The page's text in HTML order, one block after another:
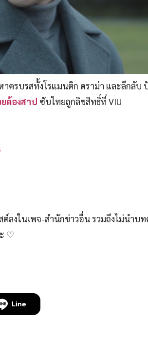
ครบรสทั้งโรแมนติก ดราม่า และลึกลับ
ต้องสาป ซับไทยถูกลิขสิทธิ์ที่ VIU
งในเพจ-สำนักข่าวอื่น รวมถึงไม่นำบท
♡
Line